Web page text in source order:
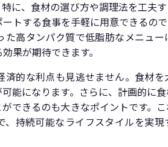
に、食材の選び方や調理法を工夫
トする食事を手軽に用意できるの
た高タンパク質で低脂肪なメニュー
果が期待できます。
済的な利点も見逃せません。食材を
能になります。さらに、計画的に
できるのも大きなポイントです。
、持続可能なライフスタイルを実現